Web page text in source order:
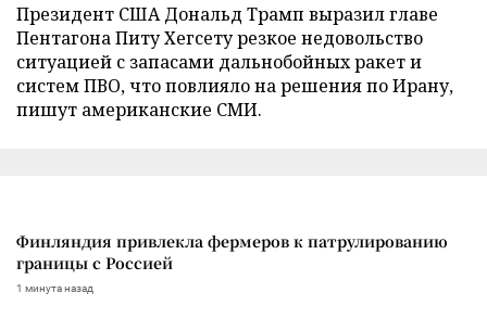
Президент США Дональд Трамп выразил главе
Пентагона Питу Хегсету резкое недовольство
ситуацией с запасами дальнобойных ракет и
систем ПВО, что повлияло на решения по Ирану,
пишут американские СМИ.
Финляндия привлекла фермеров к патрулированию
границы с Россией
1 минута назад